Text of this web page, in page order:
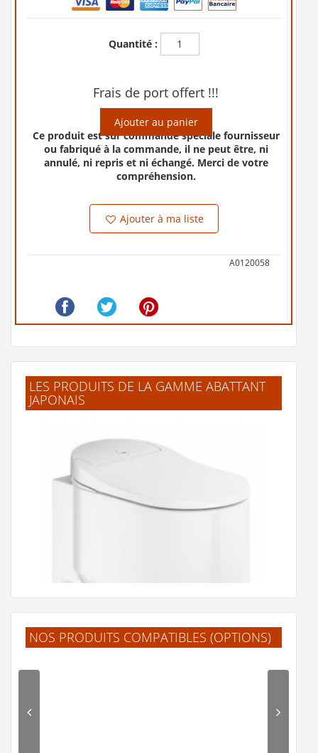
Quantité :
Frais de port offert !!!
Ajouter au panier
Ce produit est sur commande spéciale fournisseur
ou fabriqué à la commande, il ne peut être, ni
annulé, ni repris et ni échangé. Merci de votre
compréhension.
Ajouter à ma liste
A0120058
LES PRODUITS DE LA GAMME ABATTANT
JAPONAIS
NOS PRODUITS COMPATIBLES (OPTIONS)